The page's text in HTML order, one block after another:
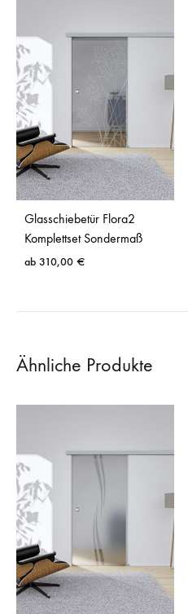
Glasschiebetür Flora2
Komplettset Sondermaß
ab 310,00 €
Ähnliche Produkte